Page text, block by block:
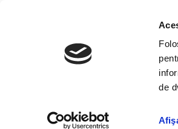
de
Cărți după tipologie
Cărți Dezvoltare Personală
Cărți Familie & Cuplu